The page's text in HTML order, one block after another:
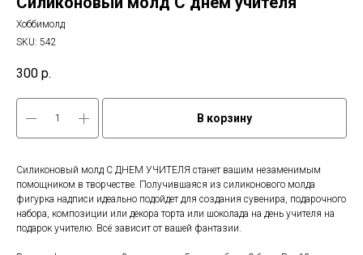
Хоббимолд
SKU: 542
300 р.
В корзину
Силиконовый молд С ДНЕМ УЧИТЕЛЯ станет вашим незаменимым
помощником в творчестве. Получившаяся из силиконового молда
фигурка надписи идеально подойдет для создания сувенира, подарочного
набора, композиции или декора торта или шоколада на день учителя на
подарок учителю. Всё зависит от вашей фантазии.